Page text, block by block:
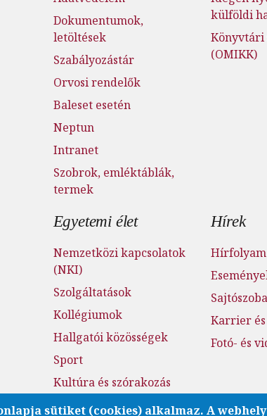
Dokumentumok,
letöltések
Szabályozástár
Orvosi rendelők
Baleset esetén
Neptun
Intranet
Szobrok, emléktáblák,
termek
külföldi
Könyvtári
(OMIKK)
Egyetemi élet
Nemzetközi kapcsolatok
(NKI)
Szolgáltatások
Kollégiumok
Hallgatói közösségek
Sport
Kultúra és szórakozás
Fenntarthatóság
Hírek
Karrier
Fotó- és
sütiket (cookies) alkalmaz. A